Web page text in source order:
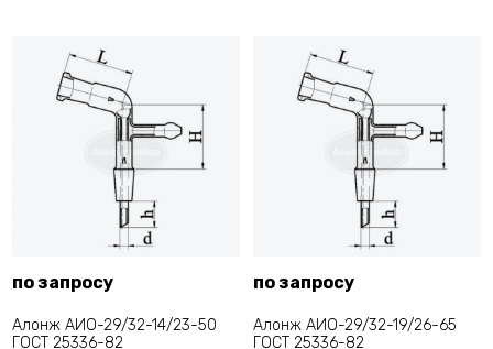
по запросу
Алонж АИО-29/32-14/23-50
ГОСТ 25336-82
по запросу
Алонж АИО-29/32-19/26-65
ГОСТ 25336-82